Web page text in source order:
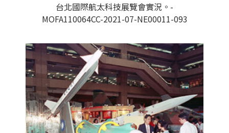
台北國際航太科技展覽會實況。-
MOFA110064CC-2021-07-NE00011-093